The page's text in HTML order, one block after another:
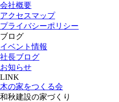
会社概要
アクセスマップ
プライバシーポリシー
ブログ
イベント情報
社長ブログ
お知らせ
LINK
木の家をつくる会
和秋建設の家づくり